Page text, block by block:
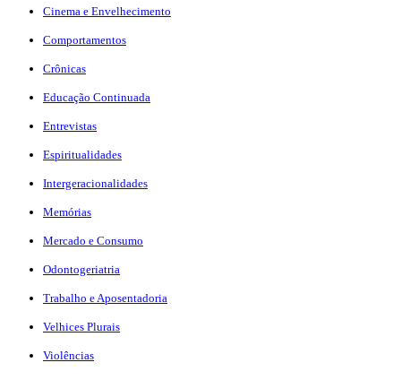
Cinema e Envelhecimento
Comportamentos
Crônicas
Educação Continuada
Entrevistas
Espiritualidades
Intergeracionalidades
Memórias
Mercado e Consumo
Odontogeriatria
Trabalho e Aposentadoria
Velhices Plurais
Violências